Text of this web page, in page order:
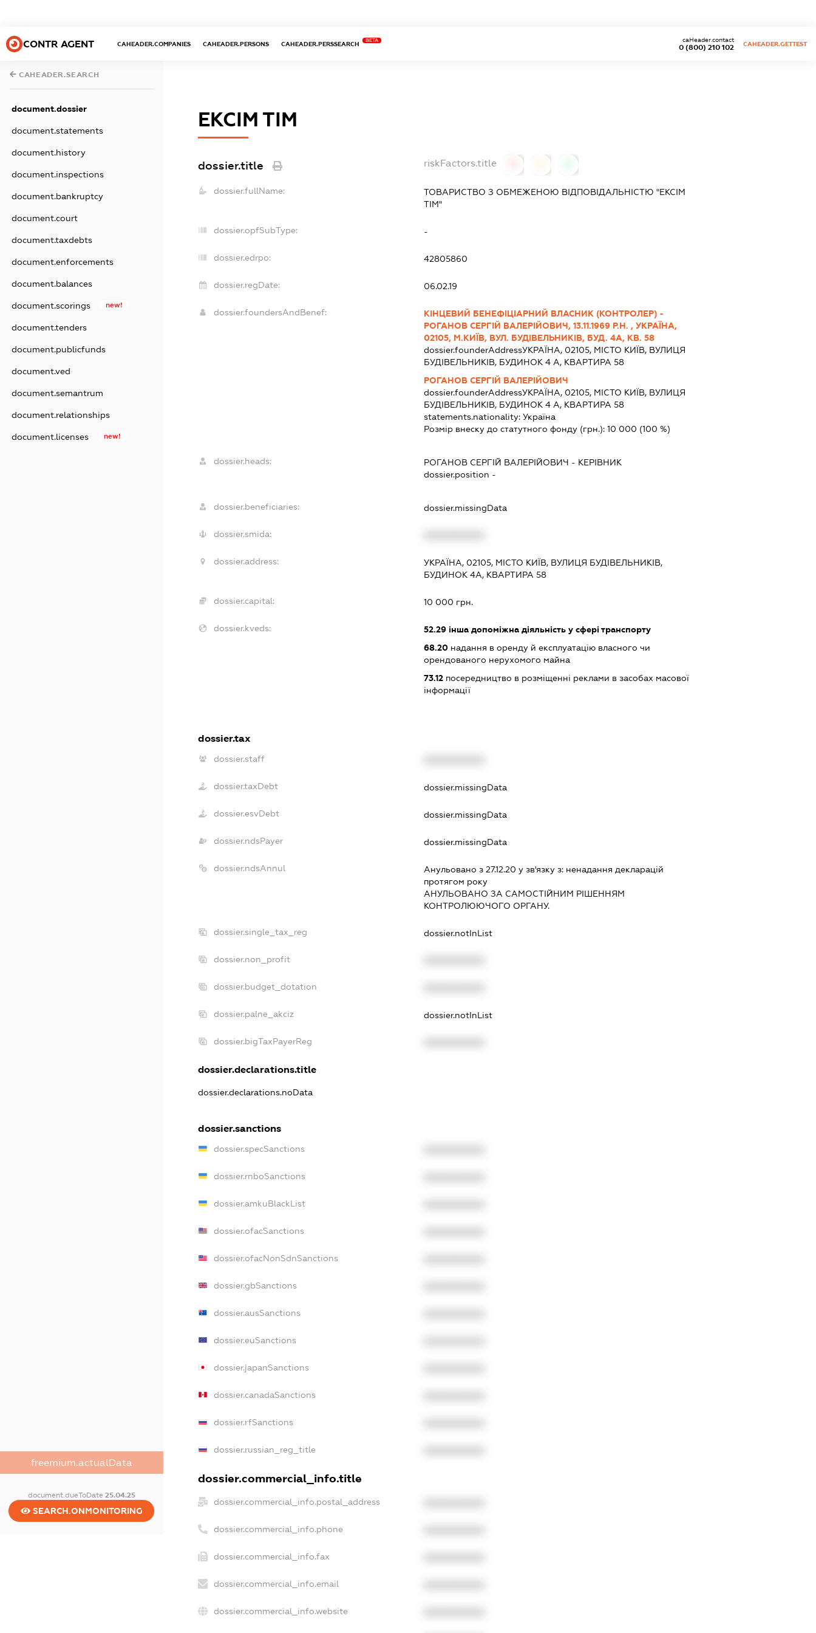
CONTR AGENT CAHEADER.COMPANIES CAHEADER.PERSONS CAHEADER.PERSSEARCH
BETA
0 (800) 210 102
caHeader.contact
CAHEADER.GETTEST
CAHEADER.SEARCH
document.dossier
document.statements
document.history
document.inspections
document.bankruptcy
document.court
document.taxdebts
document.enforcements
document.balances
document.scorings new!
document.tenders
document.publicfunds
document.ved
document.semantrum
document.relationships
document.licenses new!
freemium.actualData
document.dueToDate 25.04.25
SEARCH.ONMONITORING
ЕКСІМ ТІМ
dossier.title riskFactors.title
dossier.fullName:
ТОВАРИСТВО З ОБМЕЖЕНОЮ ВІДПОВІДАЛЬНІСТЮ "ЕКСІМ
ТІМ"
dossier.opfSubType: -
dossier.edrpo: 42805860
dossier.regDate: 06.02.19
dossier.foundersAndBenef:
КІНЦЕВИЙ БЕНЕФІЦІАРНИЙ ВЛАСНИК (КОНТРОЛЕР) -
РОГАНОВ СЕРГІЙ ВАЛЕРІЙОВИЧ, 13.11.1969 Р.Н. , УКРАЇНА,
02105, М.КИЇВ, ВУЛ. БУДІВЕЛЬНИКІВ, БУД. 4А, КВ. 58
dossier.founderAddressУКРАЇНА, 02105, МІСТО КИЇВ, ВУЛИЦЯ
БУДІВЕЛЬНИКІВ, БУДИНОК 4 А, КВАРТИРА 58
РОГАНОВ СЕРГІЙ ВАЛЕРІЙОВИЧ
dossier.founderAddressУКРАЇНА, 02105, МІСТО КИЇВ, ВУЛИЦЯ
БУДІВЕЛЬНИКІВ, БУДИНОК 4 А, КВАРТИРА 58
statements.nationality: Україна
Розмір внеску до статутного фонду (грн.): 10 000 (100 %)
dossier.heads: РОГАНОВ СЕРГІЙ ВАЛЕРІЙОВИЧ - КЕРІВНИК
dossier.position -
dossier.beneficiaries: dossier.missingData
dossier.smida:
dossier.address:
УКРАЇНА, 02105, МІСТО КИЇВ, ВУЛИЦЯ БУДІВЕЛЬНИКІВ,
БУДИНОК 4А, КВАРТИРА 58
dossier.capital: 10 000 грн.
dossier.kveds: 52.29інша допоміжна діяльність у сфері транспорту
68.20надання в оренду й експлуатацію власного чи
орендованого нерухомого майна
73.12посередництво в розміщенні реклами в засобах масової
інформації
dossier.tax
dossier.staff
dossier.taxDebt dossier.missingData
dossier.esvDebt dossier.missingData
dossier.ndsPayer dossier.missingData
dossier.ndsAnnul Анульовано з 27.12.20 у зв'язку з: ненадання декларацiй
протягом року
АНУЛЬОВАНО ЗА САМОСТIЙНИМ РIШЕННЯМ
КОНТРОЛЮЮЧОГО ОРГАНУ.
dossier.single_tax_reg dossier.notInList
dossier.non_profit
dossier.budget_dotation
dossier.palne_akciz dossier.notInList
dossier.bigTaxPayerReg
dossier.declarations.title
dossier.declarations.noData
dossier.sanctions
dossier.specSanctions
dossier.rnboSanctions
dossier.amkuBlackList
dossier.ofacSanctions
dossier.ofacNonSdnSanctions
dossier.gbSanctions
dossier.ausSanctions
dossier.euSanctions
dossier.japanSanctions
dossier.canadaSanctions
dossier.rfSanctions
dossier.russian_reg_title
dossier.commercial_info.title
dossier.commercial_info.postal_address
dossier.commercial_info.phone
dossier.commercial_info.fax
dossier.commercial_info.email
dossier.commercial_info.website